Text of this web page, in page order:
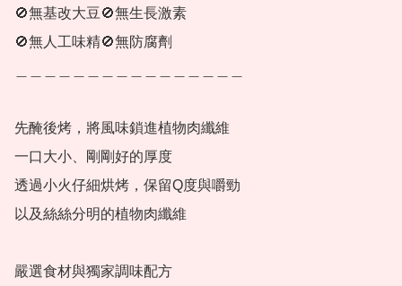
🚫無基改大豆🚫無生長激素
🚫無人工味精🚫無防腐劑
先醃後烤，將風味鎖進植物肉纖維
一口大小、剛剛好的厚度
透過小火仔細烘烤，保留Q度與嚼勁
以及絲絲分明的植物肉纖維
嚴選食材與獨家調味配方